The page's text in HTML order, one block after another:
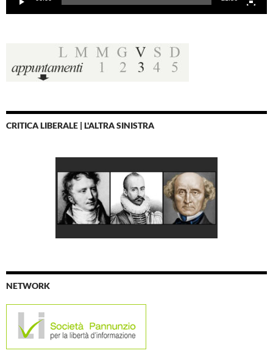
CRITICA LIBERALE | L'ALTRA SINISTRA
NETWORK